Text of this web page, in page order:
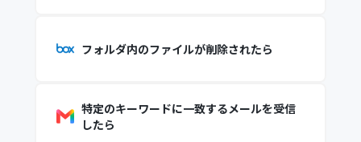
フォルダ内のファイルが削除されたら
特定のキーワードに一致するメールを受信
したら